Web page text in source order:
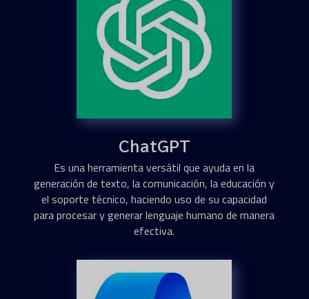
ChatGPT
Es una herramienta versátil que ayuda en la
generación de texto, la comunicación, la educación y
el soporte técnico, haciendo uso de su capacidad
para procesar y generar lenguaje humano de manera
efectiva.